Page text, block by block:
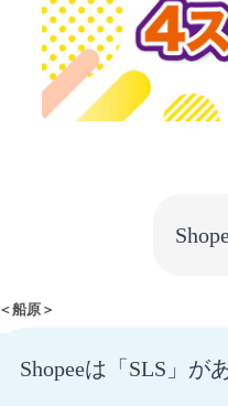
＜船原＞
Shopeeは「SLS」